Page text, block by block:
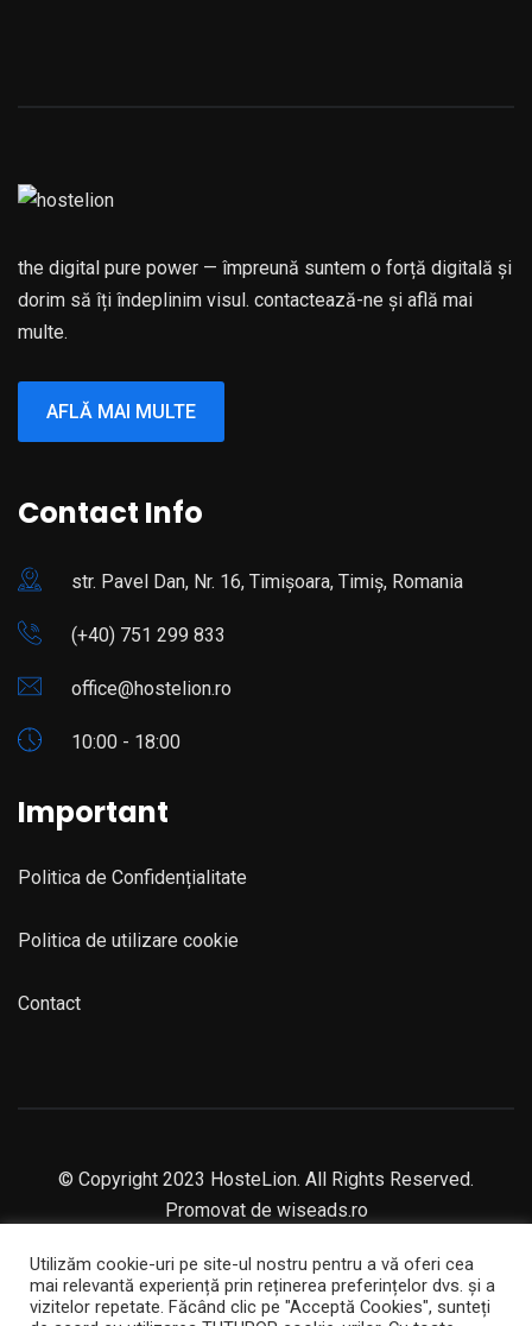
the digital pure power — împreună suntem o forță digitală și
dorim să îți îndeplinim visul. contactează-ne și află mai
multe.
AFLĂ MAI MULTE
Contact Info
str. Pavel Dan, Nr. 16, Timișoara, Timiș, Romania
(+40) 751 299 833
office@hostelion.ro
10:00 - 18:00
Important
Politica de Confidențialitate
Politica de utilizare cookie
Contact
© Copyright 2023 HosteLion. All Rights Reserved.
Promovat de wiseads.ro
Utilizăm cookie-uri pe site-ul nostru pentru a vă oferi cea
mai relevantă experiență prin reținerea preferințelor dvs. și a
vizitelor repetate. Făcând clic pe "Acceptă Cookies", sunteți